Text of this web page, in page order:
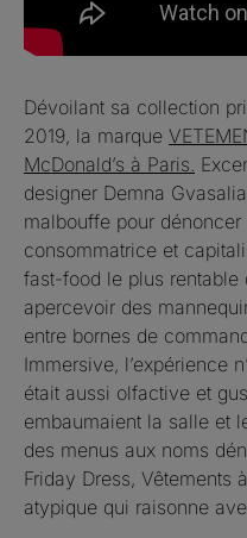
Dévoilant sa collection
2019, la marque
McDonald’s à Paris.
designer Demna
malbouffe pour
consommatrice et
fast-food le plus rentable
apercevoir des
entre bornes de
Immersive, l’expérience
était aussi olfactive et
embaumaient la salle et
des menus aux noms
Friday Dress,
atypique qui raisonne